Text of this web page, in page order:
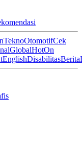
TeknoOtomotifCek
GlobalHotOn
EnglishDisabilitasBerita